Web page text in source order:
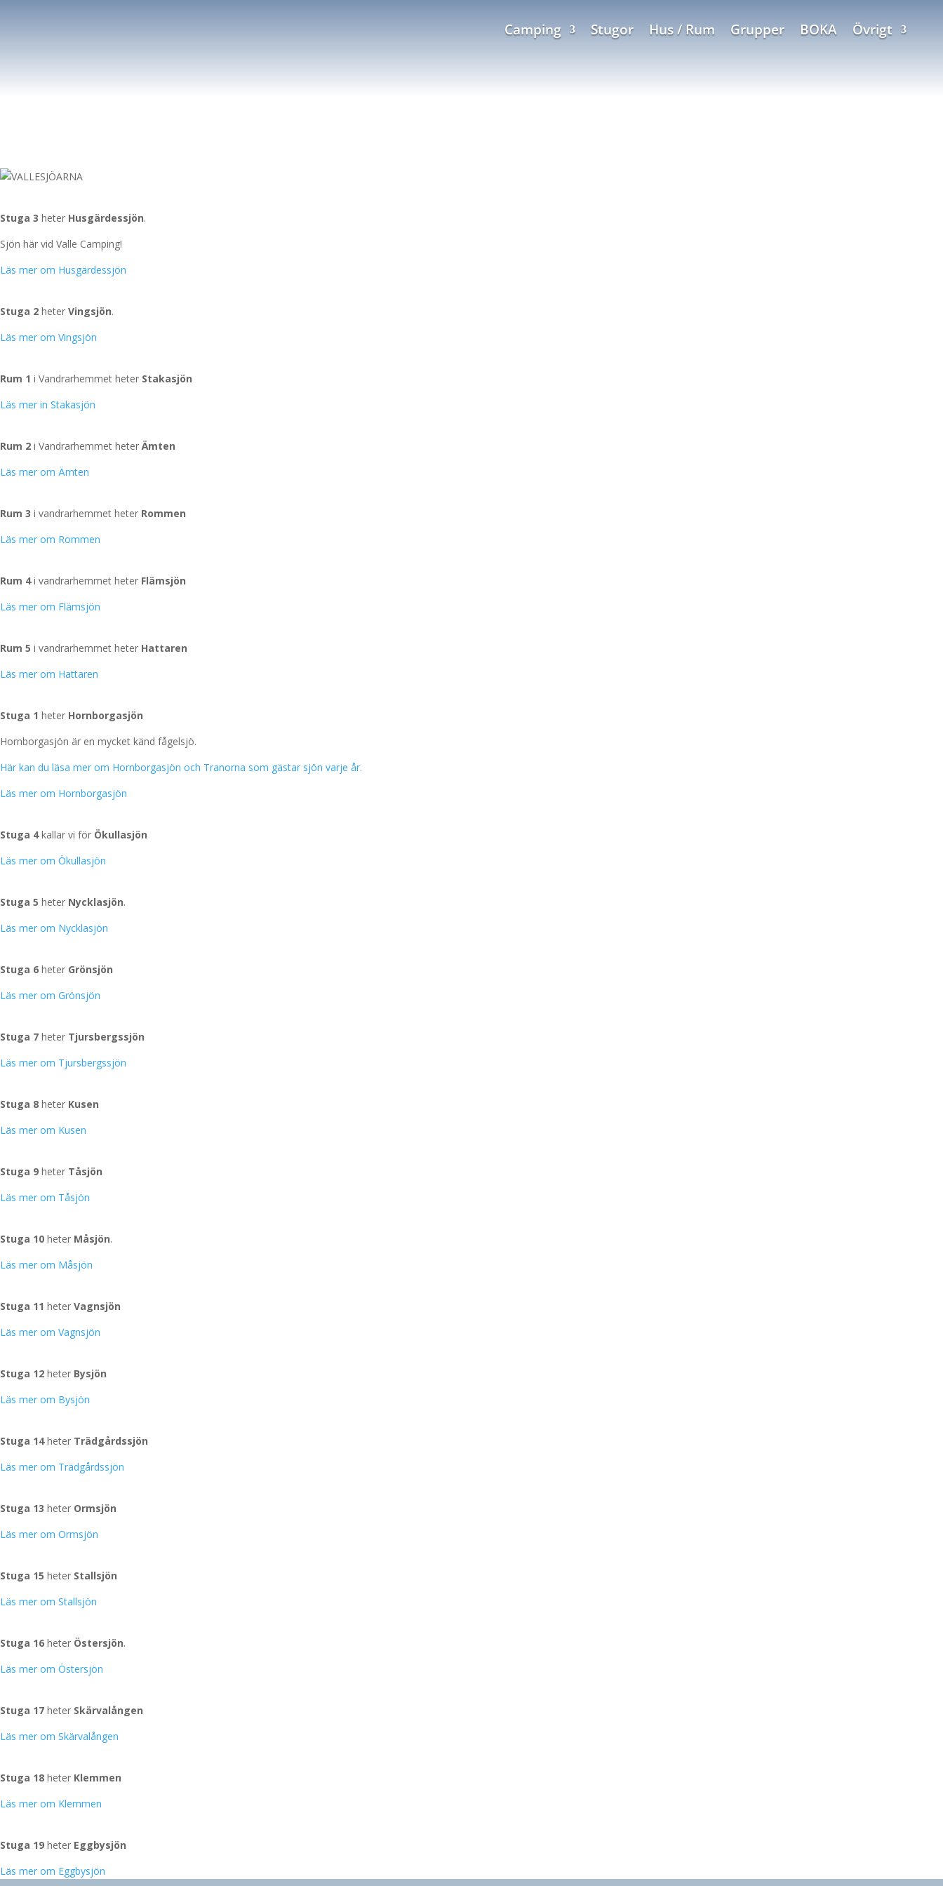
Camping Stugor Hus / Rum Grupper BOKA Övrigt
Stuga 3 heter Husgärdessjön.
Sjön här vid Valle Camping!
Läs mer om Husgärdessjön
Stuga 2 heter Vingsjön.
Läs mer om Vingsjön
Rum 1 i Vandrarhemmet heter Stakasjön
Läs mer in Stakasjön
Rum 2 i Vandrarhemmet heterÄmten
Läs mer om Ämten
Rum 3 i vandrarhemmet heter Rommen
Läs mer om Rommen
Rum 4i vandrarhemmet heter Flämsjön
Läs mer om Flämsjön
Rum 5 i vandrarhemmet heter Hattaren
Läs mer om Hattaren
Stuga 1 heter Hornborgasjön
Hornborgasjön är en mycket känd fågelsjö.
Här kan du läsa mer om Hornborgasjön och Tranorna som gästar sjön varje år.
Läs mer om Hornborgasjön
Stuga 4kallar vi för Ökullasjön
Läs mer om Ökullasjön
Stuga 5 heter Nycklasjön.
Läs mer om Nycklasjön
Stuga 6 heter Grönsjön
Läs mer om Grönsjön
Stuga 7 heter Tjursbergssjön
Läs mer om Tjursbergssjön
Stuga 8 heter Kusen
Läs mer om Kusen
Stuga 9 heter Tåsjön
Läs mer om Tåsjön
Stuga 10 heter Måsjön.
Läs mer om Måsjön
Stuga 11 heter Vagnsjön
Läs mer om Vagnsjön
Stuga 12 heter Bysjön
Läs mer om Bysjön
Stuga 14heter Trädgårdssjön
Läs mer om Trädgårdssjön
Stuga 13 heter Ormsjön
Läs mer om Ormsjön
Stuga 15 heter Stallsjön
Läs mer om Stallsjön
Stuga 16 heter Östersjön.
Läs mer om Östersjön
Stuga 17 heter Skärvalången
Läs mer om Skärvalången
Stuga 18 heter Klemmen
Läs mer om Klemmen
Stuga 19 heter Eggbysjön
Läs mer om Eggbysjön